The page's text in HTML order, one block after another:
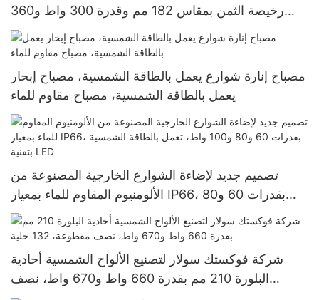
رخيصة الثمن بمقاس 182 مم وقدرة 300 واط و360
واط و400 واط
مصباح إنارة شوارع يعمل بالطاقة الشمسية، مصباح إبحار
يعمل بالطاقة الشمسية، مصباح مقاوم للماء
تصميم جديد لإضاءة الشوارع الخارجية المصنوعة من
الألومنيوم المقاوم للماء بمعيار IP66، بقدرات 60 و80
و100 واط، تعمل بالطاقة الشمسية بتقنية LED
شركة فوكستك سولار لتصنيع الألواح الشمسية أحادية
البلورة 210 مم بقدرة 660 واط و670 واط، نصف